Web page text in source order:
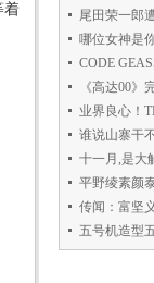
着
尾田荣一郎
哪位女神是
CODE
《高达00》
业界良心！
谁说山寨干
十一月,是大
平野绫素颜
传闻：富坚
五号机造型